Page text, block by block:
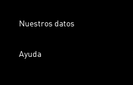
Nuestros datos
Ayuda